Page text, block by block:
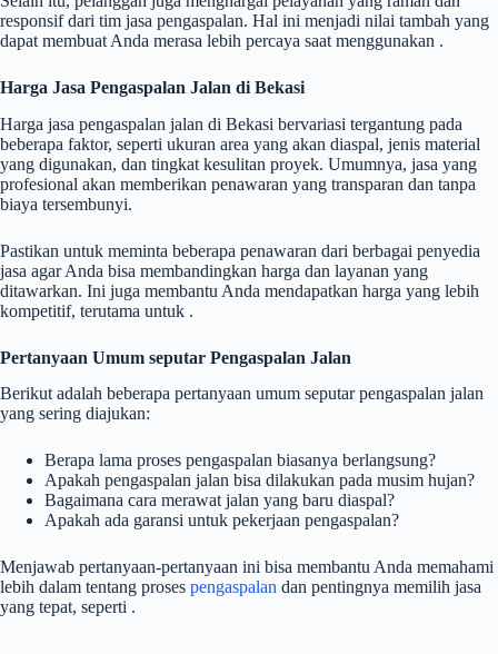
responsif dari tim jasa pengaspalan. Hal ini menjadi nilai tambah yang
dapat membuat Anda merasa lebih percaya saat menggunakan .
Harga Jasa Pengaspalan Jalan di Bekasi
Harga jasa pengaspalan jalan di Bekasi bervariasi tergantung pada
beberapa faktor, seperti ukuran area yang akan diaspal, jenis material
yang digunakan, dan tingkat kesulitan proyek. Umumnya, jasa yang
profesional akan memberikan penawaran yang transparan dan tanpa
biaya tersembunyi.
Pastikan untuk meminta beberapa penawaran dari berbagai penyedia
jasa agar Anda bisa membandingkan harga dan layanan yang
ditawarkan. Ini juga membantu Anda mendapatkan harga yang lebih
kompetitif, terutama untuk .
Pertanyaan Umum seputar Pengaspalan Jalan
Berikut adalah beberapa pertanyaan umum seputar pengaspalan jalan
yang sering diajukan:
Berapa lama proses pengaspalan biasanya berlangsung?
Apakah pengaspalan jalan bisa dilakukan pada musim hujan?
Bagaimana cara merawat jalan yang baru diaspal?
Apakah ada garansi untuk pekerjaan pengaspalan?
Menjawab pertanyaan-pertanyaan ini bisa membantu Anda memahami
lebih dalam tentang proses pengaspalan dan pentingnya memilih jasa
yang tepat, seperti .